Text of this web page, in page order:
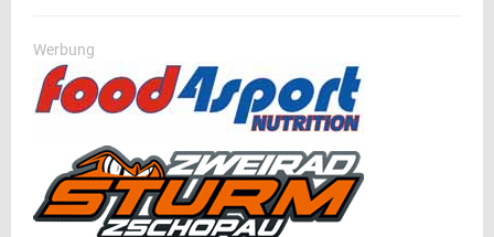
Werbung